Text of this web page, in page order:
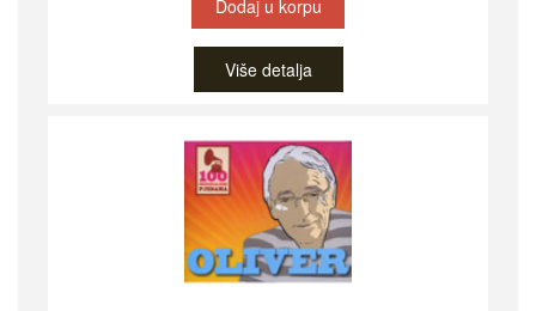
Dodaj u korpu
Više detalja